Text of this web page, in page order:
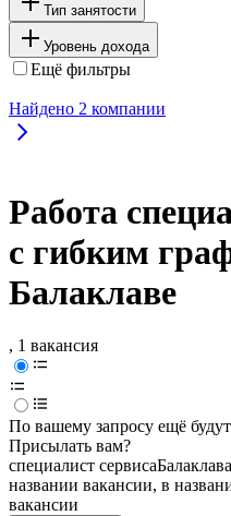
Тип занятости
Уровень дохода
Ещё фильтры
Найдено 2 компании
Работа
с гибким
Балаклаве
, 1 вакансия
По вашему запросу ещё
Присылать вам?
специалист сервисаБалаклава
названии вакансии, в
вакансии